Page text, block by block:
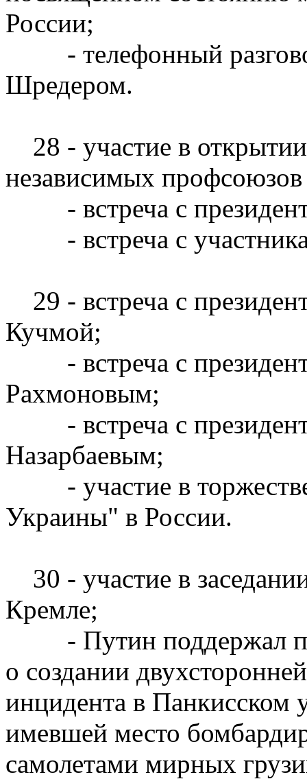
России;
- телефонный
Шредером.
28 - участие в
независимых
- встреча с
- встреча с
29 - встреча с
Кучмой;
- встреча с
Рахмоновым;
- встреча с
Назарбаевым;
- участие в
Украины" в России.
30 - участие в
Кремле;
- Путин поддержал
о создании
инцидента в Панкисском
имевшей место
самолетами мирных